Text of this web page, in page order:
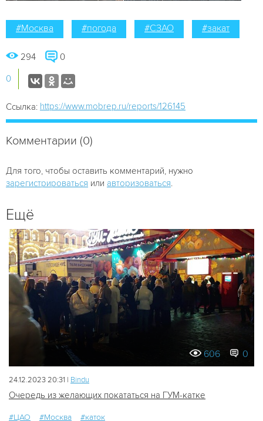
#Москва #погода #СЗАО #закат
294 0
0
Ссылка: https://www.mobrep.ru/reports/126145
Комментарии (0)
Для того, чтобы оставить комментарий, нужно
зарегистрироваться или авторизоваться
Ещё
606 0
24.12.2023 20:31 | Bindu
Очередь из желающих покататься на ГУМ-катке
#ЦАО #Москва #каток